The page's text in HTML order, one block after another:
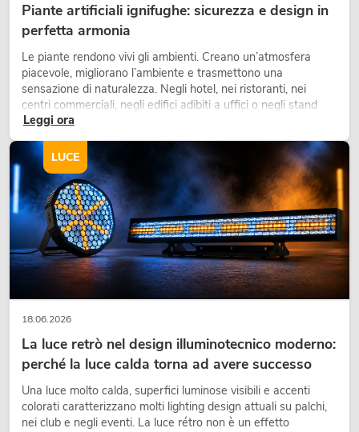
Piante artificiali ignifughe: sicurezza e design in
perfetta armonia
Le piante rendono vivi gli ambienti. Creano un’atmosfera
piacevole, migliorano l’ambiente e trasmettono una
sensazione di naturalezza. Negli hotel, nei ristoranti, nei
centri commerciali, negli edifici adibiti a uffici o negli stand
fieristici, una vegetazione di alta qualità è ormai parte
integrante dei moderni progetti di arredamento.
Leggi ora
18.06.2026
La luce retrò nel design illuminotecnico moderno:
perché la luce calda torna ad avere successo
Una luce molto calda, superfici luminose visibili e accenti
colorati caratterizzano molti lighting design attuali su palchi,
nei club e negli eventi. La luce rétro non è un effetto
LUCE